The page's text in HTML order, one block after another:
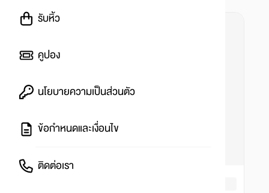
รับหิ้ว
คูปอง
นโยบายความเป็นส่วนตัว
ข้อกำหนดและเงื่อนไข
ติดต่อเรา